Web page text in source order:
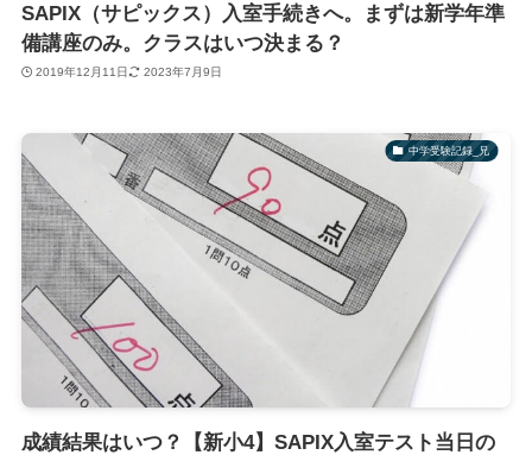
SAPIX（サピックス）入室手続きへ。まずは新学年準
備講座のみ。クラスはいつ決まる？
2019年12月11日 2023年7月9日
中学受験記録_兄
成績結果はいつ？【新小4】SAPIX入室テスト当日の